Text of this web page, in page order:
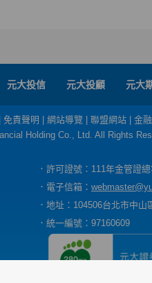
元大投信 元大投顧 元大
免責聲明 網站導覽 聯盟網站 金
Holding Co., Ltd. All Rights
．許可證號：111年金管證
．電子信箱：
．地址：104506台北市中
．統一編號：97160609